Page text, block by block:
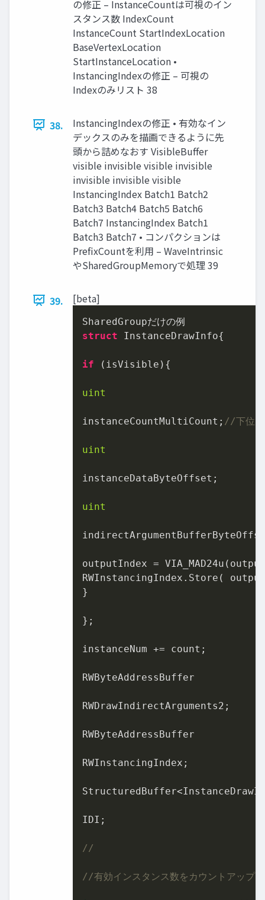
の修正 – InstanceCountは可視のイン
スタンス数 IndexCount
InstanceCount StartIndexLocation
BaseVertexLocation
StartInstanceLocation •
InstancingIndexの修正 – 可視の
Indexのみリスト 38
38.
InstancingIndexの修正 • 有効なイン
デックスのみを描画できるように先
頭から詰めなおす VisibleBuffer
visible invisible visible invisible
invisible invisible visible
InstancingIndex Batch1 Batch2
Batch3 Batch4 Batch5 Batch6
Batch7 InstancingIndex Batch1
Batch3 Batch7 • コンパクションは
PrefixCountを利用 – WaveIntrinsic
やSharedGroupMemoryで処理 39
39. [beta]
struct InstanceDrawInfo{
if (isVisible){
uint
instanceCountMultiCount; //下位
uint
instanceDataByteOffset;
uint
outputIndex =
RWInstancingIndex.Store(
}
};
instanceNum += count;
RWByteAddressBuffer
RWDrawIndirectArguments2;
RWByteAddressBuffer
RWInstancingIndex;
IDI;
//
//有効インスタンス数をカウントアップ